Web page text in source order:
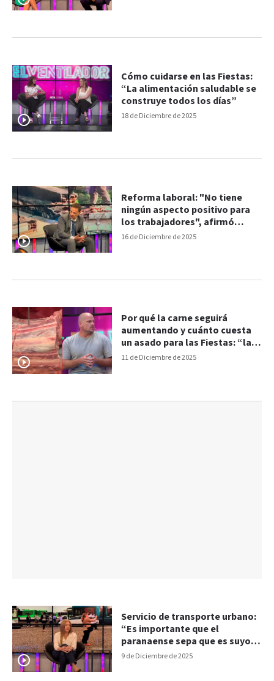
18 de Diciembre de 2025
Cómo cuidarse en las Fiestas:
“La alimentación saludable se
construye todos los días”
16 de Diciembre de 2025
Reforma laboral: "No tiene
ningún aspecto positivo para
los trabajadores", afirmó
abogado laboralista
11 de Diciembre de 2025
Por qué la carne seguirá
aumentando y cuánto cuesta
un asado para las Fiestas: “la
gente compra menos”
9 de Diciembre de 2025
Servicio de transporte urbano:
“Es importante que el
paranaense sepa que es suyo y
se apropie de este sistema"